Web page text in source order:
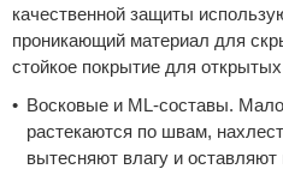
качественной защиты
проникающий материал для
стойкое покрытие для
Восковые и ML-составы.
растекаются по швам,
вытесняют влагу и